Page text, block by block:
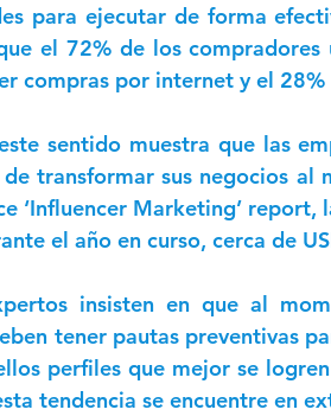
para ejecutar de forma
el 72% de los
compras por internet y el
sentido muestra que las
transformar sus negocios al
‘Influencer Marketing’
el año en curso, cerca de
insisten en que al
tener pautas preventivas
perfiles que mejor se
tendencia se encuentre en